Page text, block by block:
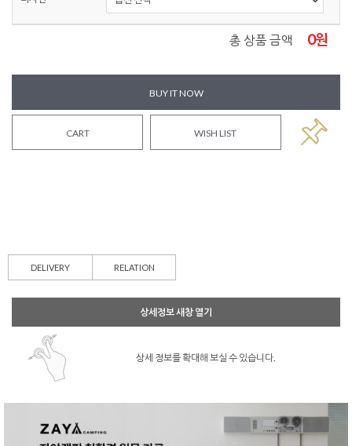
총 상품 금액 0원
BUY IT NOW
CART WISH LIST
DELIVERY RELATION
상세정보 새창 열기
상세 정보를 확대해 보실 수 있습니다.